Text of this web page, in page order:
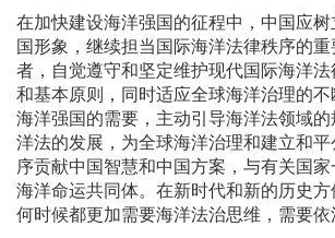
在加快建设海洋强国的征程中，中国应
国形象，继续担当国际海洋法律秩序的
者，自觉遵守和坚定维护现代国际海洋
和基本原则，同时适应全球海洋治理的
海洋强国的需要，主动引导海洋法领域
洋法的发展，为全球海洋治理和建立和
序贡献中国智慧和中国方案，与有关国
海洋命运共同体。在新时代和新的历史
何时候都更加需要海洋法治思维，需要依